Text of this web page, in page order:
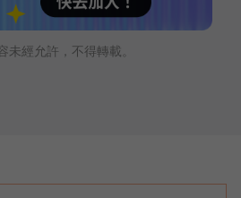
未經允許，不得轉載。